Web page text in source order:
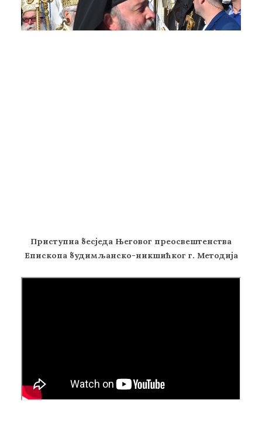
Приступна бесједа Његовог преосвештенства
Епископа будимљанско-никшићког г. Методија